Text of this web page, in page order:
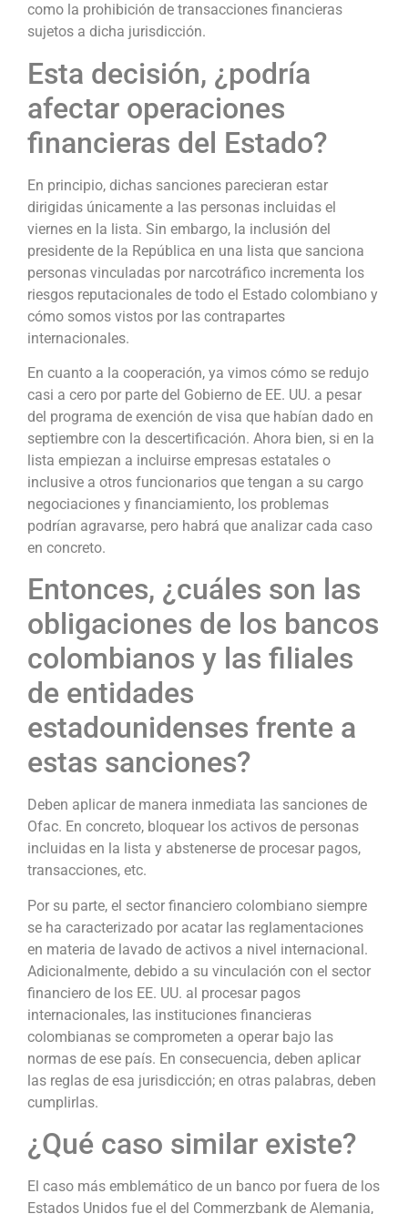
como la prohibición de transacciones financieras
sujetos a dicha jurisdicción.
Esta decisión, ¿podría
afectar operaciones
financieras del Estado?
En principio, dichas sanciones parecieran estar
dirigidas únicamente a las personas incluidas el
viernes en la lista. Sin embargo, la inclusión del
presidente de la República en una lista que sanciona
personas vinculadas por narcotráfico incrementa los
riesgos reputacionales de todo el Estado colombiano y
cómo somos vistos por las contrapartes
internacionales.
En cuanto a la cooperación, ya vimos cómo se redujo
casi a cero por parte del Gobierno de EE. UU. a pesar
del programa de exención de visa que habían dado en
septiembre con la descertificación. Ahora bien, si en la
lista empiezan a incluirse empresas estatales o
inclusive a otros funcionarios que tengan a su cargo
negociaciones y financiamiento, los problemas
podrían agravarse, pero habrá que analizar cada caso
en concreto.
Entonces, ¿cuáles son las
obligaciones de los bancos
colombianos y las filiales
de entidades
estadounidenses frente a
estas sanciones?
Deben aplicar de manera inmediata las sanciones de
Ofac. En concreto, bloquear los activos de personas
incluidas en la lista y abstenerse de procesar pagos,
transacciones, etc.
Por su parte, el sector financiero colombiano siempre
se ha caracterizado por acatar las reglamentaciones
en materia de lavado de activos a nivel internacional.
Adicionalmente, debido a su vinculación con el sector
financiero de los EE. UU. al procesar pagos
internacionales, las instituciones financieras
colombianas se comprometen a operar bajo las
normas de ese país. En consecuencia, deben aplicar
las reglas de esa jurisdicción; en otras palabras, deben
cumplirlas.
¿Qué caso similar existe?
El caso más emblemático de un banco por fuera de los
Estados Unidos fue el del Commerzbank de Alemania,